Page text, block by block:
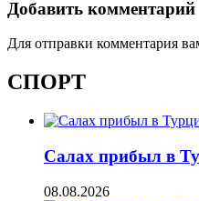
Добавить комментарий
Для отправки комментария
СПОРТ
Салах прибыл в
08.08.2026